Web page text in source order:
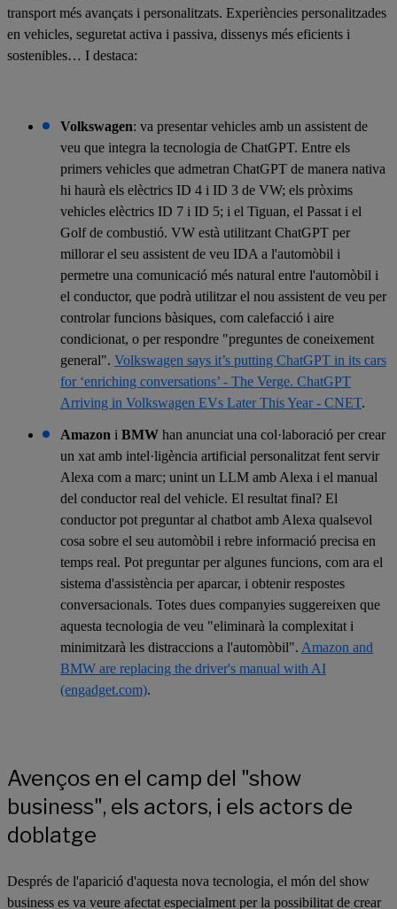
transport més avançats i personalitzats. Experiències personalitzades
en vehicles, seguretat activa i passiva, dissenys més eficients i
sostenibles… I destaca:
Volkswagen: va presentar vehicles amb un assistent de
veu que integra la tecnologia de ChatGPT. Entre els
primers vehicles que admetran ChatGPT de manera nativa
hi haurà els elèctrics ID 4 i ID 3 de VW; els pròxims
vehicles elèctrics ID 7 i ID 5; i el Tiguan, el Passat i el
Golf de combustió. VW està utilitzant ChatGPT per
millorar el seu assistent de veu IDA a l'automòbil i
permetre una comunicació més natural entre l'automòbil i
el conductor, que podrà utilitzar el nou assistent de veu per
controlar funcions bàsiques, com calefacció i aire
condicionat, o per respondre "preguntes de coneixement
general". Volkswagen says it’s putting ChatGPT in its cars
for ‘enriching conversations’ - The Verge. ChatGPT
Arriving in Volkswagen EVs Later This Year - CNET.
Amazon i BMW han anunciat una col·laboració per crear
un xat amb intel·ligència artificial personalitzat fent servir
Alexa com a marc; unint un LLM amb Alexa i el manual
del conductor real del vehicle. El resultat final? El
conductor pot preguntar al chatbot amb Alexa qualsevol
cosa sobre el seu automòbil i rebre informació precisa en
temps real. Pot preguntar per algunes funcions, com ara el
sistema d'assistència per aparcar, i obtenir respostes
conversacionals. Totes dues companyies suggereixen que
aquesta tecnologia de veu "eliminarà la complexitat i
minimitzarà les distraccions a l'automòbil". Amazon and
BMW are replacing the driver's manual with AI
(engadget.com).
Avenços en el camp del "show
business", els actors, i els actors de
doblatge
Després de l'aparició d'aquesta nova tecnologia, el món del show
business es va veure afectat especialment per la possibilitat de crear